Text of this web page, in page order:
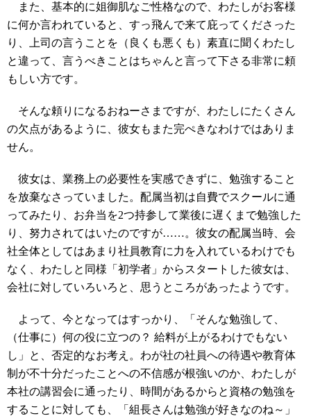
また、基本的に姐御肌なご性格なので、わたしがお客様
に何か言われていると、すっ飛んで来て庇ってくださった
り、上司の言うことを（良くも悪くも）素直に聞くわたし
と違って、言うべきことはちゃんと言って下さる非常に頼
もしい方です。
そんな頼りになるおねーさまですが、わたしにたくさん
の欠点があるように、彼女もまた完ぺきなわけではありま
せん。
彼女は、業務上の必要性を実感できずに、勉強すること
を放棄なさっていました。配属当初は自費でスクールに通
ってみたり、お弁当を2つ持参して業後に遅くまで勉強した
り、努力されてはいたのですが……。彼女の配属当時、会
社全体としてはあまり社員教育に力を入れているわけでも
なく、わたしと同様「初学者」からスタートした彼女は、
会社に対していろいろと、思うところがあったようです。
よって、今となってはすっかり、「そんな勉強して、
（仕事に）何の役に立つの？ 給料が上がるわけでもない
し」と、否定的なお考え。わが社の社員への待遇や教育体
制が不十分だったことへの不信感が根強いのか、わたしが
本社の講習会に通ったり、時間があるからと資格の勉強を
することに対しても、「組長さんは勉強が好きなのね～」